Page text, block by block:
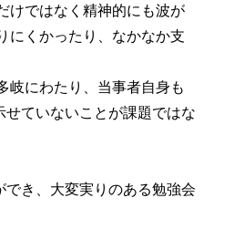
けではなく精神的にも波が
にくかったり、なかなか支
岐にわたり、当事者自身も
ていないことが課題ではな
き、大変実りのある勉強会